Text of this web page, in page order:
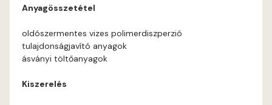
Anyagösszetétel
oldószermentes vizes polimerdiszperzió
tulajdonságjavító anyagok
ásványi töltőanyagok
Kiszerelés